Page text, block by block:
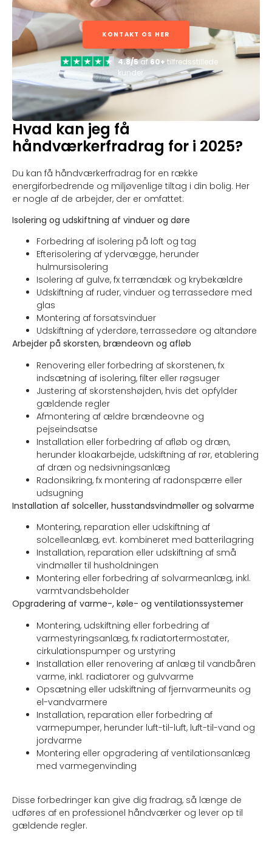
KONTAKT OS HER
4.8/5af60+ tilfredsstillede
kunder
Hvad kan jeg få
håndværkerfradrag for i 2025?
Du kan få håndværkerfradrag for en række
energiforbedrende og miljøvenlige tiltag i din bolig. Her
er nogle af de arbejder, der er omfattet:
Isolering og udskiftning af vinduer og døre
Forbedring af isolering på loft og tag
Efterisolering af ydervægge, herunder
hulmursisolering
Isolering af gulve, fx terrændæk og krybekældre
Udskiftning af ruder, vinduer og terrassedøre med
glas
Montering af forsatsvinduer
Udskiftning af yderdøre, terrassedøre og altandøre
Arbejder på skorsten, brændeovn og afløb
Renovering eller forbedring af skorstenen, fx
indsætning af isolering, filter eller røgsuger
Justering af skorstenshøjden, hvis det opfylder
gældende regler
Afmontering af ældre brændeovne og
pejseindsatse
Installation eller forbedring af afløb og dræn,
herunder kloakarbejde, udskiftning af rør, etablering
af dræn og nedsivningsanlæg
Radonsikring, fx montering af radonspærre eller
udsugning
Installation af solceller, husstandsvindmøller og solvarme
Montering, reparation eller udskiftning af
solcelleanlæg, evt. kombineret med batterilagring
Installation, reparation eller udskiftning af små
vindmøller til husholdningen
Montering eller forbedring af solvarmeanlæg, inkl.
varmtvandsbeholder
Opgradering af varme-, køle- og ventilationssystemer
Montering, udskiftning eller forbedring af
varmestyringsanlæg, fx radiatortermostater,
cirkulationspumper og urstyring
Installation eller renovering af anlæg til vandbåren
varme, inkl. radiatorer og gulvvarme
Opsætning eller udskiftning af fjernvarmeunits og
el-vandvarmere
Installation, reparation eller forbedring af
varmepumper, herunder luft-til-luft, luft-til-vand og
jordvarme
Montering eller opgradering af ventilationsanlæg
med varmegenvinding
Disse forbedringer kan give dig fradrag, så længe de
udføres af en professionel håndværker og lever op til
gældende regler.